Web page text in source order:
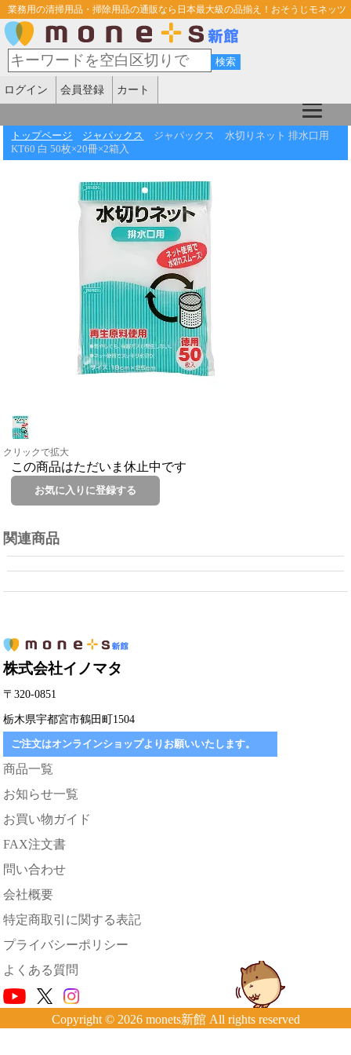
業務用の清掃用品・掃除用品の通販なら日本最大級の品揃え！おそうじモネッツ
ログイン 会員登録 カート
トップページ ジャパックス
ジャパックス 水切りネット 排水口用
KT60 白 50枚×20冊×2箱入
クリックで拡大
この商品はただいま休止中です
関連商品
株式会社イノマタ
〒320-0851
栃木県宇都宮市鶴田町1504
ご注文はオンラインショップよりお願いいたします。
商品一覧
お知らせ一覧
お買い物ガイド
FAX注文書
問い合わせ
会社概要
特定商取引に関する表記
プライバシーポリシー
よくある質問
Copyright © 2026 monets新館 All rights reserved